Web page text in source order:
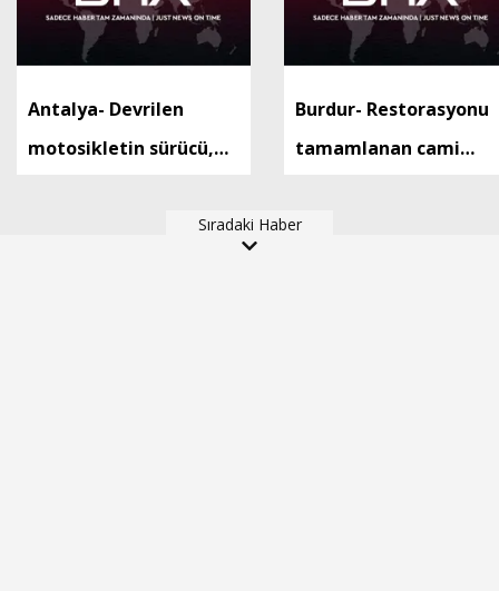
Antalya- Devrilen
motosikletin sürücü,
Burdur- Restorasyonu
tamamlanan cami
Sıradaki Haber